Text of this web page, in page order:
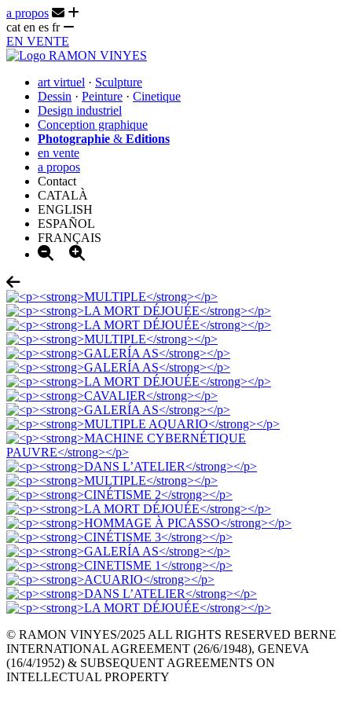
a propos
cat en es fr
EN VENTE
art virtuel · Sculpture
Dessin · Peinture · Cinetique
Design industriel
Conception graphique
Photographie & Editions
en vente
a propos
Contact
CATALÀ
ENGLISH
ESPAÑOL
FRANÇAIS
© RAMON VINYES/2025 ALL RIGHTS RESERVED BERNE
INTERNATIONAL AGREEMENT (26/6/1948), GENEVA
(16/4/1952) & SUBSEQUENT AGREEMENTS ON
INTELLECTUAL PROPERTY